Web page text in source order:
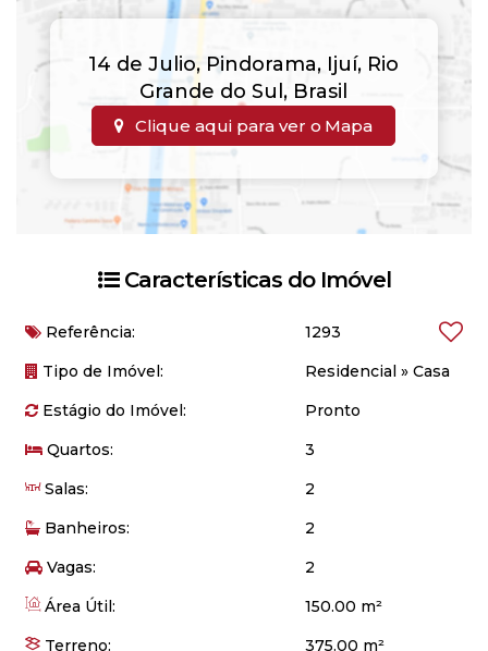
14 de Julio, Pindorama, Ijuí, Rio
Grande do Sul, Brasil
Clique aqui para ver o Mapa
Características do Imóvel
Referência:
1293
Tipo de Imóvel:
Residencial » Casa
Estágio do Imóvel:
Pronto
Quartos:
3
Salas:
2
Banheiros:
2
Vagas:
2
Área Útil:
150.00 m²
Terreno:
375.00 m²